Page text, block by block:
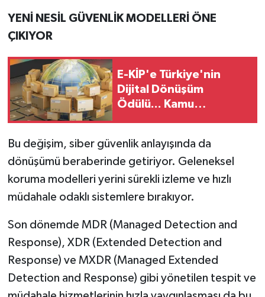
YENİ NESİL GÜVENLİK MODELLERİ ÖNE
ÇIKIYOR
E-KİP'e Türkiye'nin
Dijital Dönüşüm
Ödülü... Kamu
Bu değişim, siber güvenlik anlayışında da
dönüşümü beraberinde getiriyor. Geleneksel
koruma modelleri yerini sürekli izleme ve hızlı
müdahale odaklı sistemlere bırakıyor.
Son dönemde MDR (Managed Detection and
Response), XDR (Extended Detection and
Response) ve MXDR (Managed Extended
Detection and Response) gibi yönetilen tespit ve